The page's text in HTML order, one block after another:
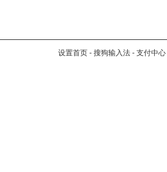
设置首页 - 搜狗输入法 - 支付中心